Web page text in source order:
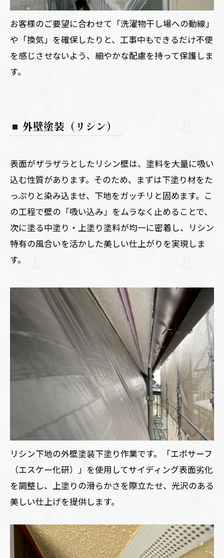
お客様のご要望に合わせて「洗濯物干し場への動線」
や「換気」を確保したりと、工事中もできるだけ不便
を感じさせないよう、細やかな配慮を持って保護しま
す。
外壁塗装（リシン）
表面がザラザラとしたリシン壁は、塗料を大量に吸い
込む性質があります。そのため、まずは下塗り材をた
っぷりと染み込ませ、下地をガッチリと固めます。こ
の工程で壁の「吸い込み」をムラなく止めることで、
次に塗る中塗り・上塗り塗料が均一に密着し、リシン
特有の風合いを活かした美しい仕上がりを実現しま
す。
リシン下地の外壁塗装下塗り作業です。「エポサーフ
（エスケー化研）」を使用してサイディング表面劣化
を調整し、上塗りの滑らかさを際立たせ、光沢のある
美しい仕上げを提供します。